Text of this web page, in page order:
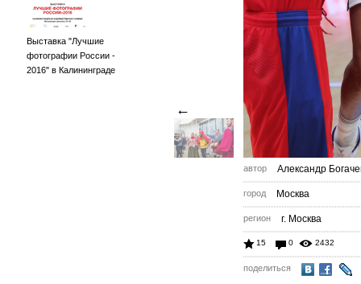
Выставка "Лучшие
фотографии России -
2016" в Калининграде
←
автор Александр
город Москва
регион г. Москва
15 0 2432
поделиться